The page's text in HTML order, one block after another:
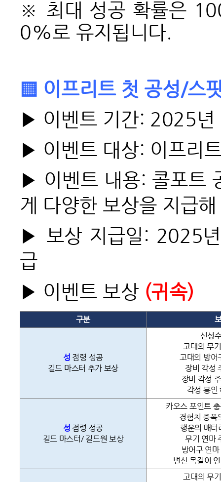
※ 최대 성공 확률은
0%로 유지됩니다.
▒ 이프리트 첫 공성/스
▶ 이벤트 기간: 2025
▶ 이벤트 대상: 이프리
▶ 이벤트 내용: 콜포트
게 다양한 보상을 지급
▶ 보상 지급일: 2025
급
▶ 이벤트 보상 (귀속)
구분
성 점령 성공
길드 마스터 추가 보상
신성
고대의 무
고대의 방어
장비 각성
장비 각성
각성 봉인
성 점령 성공
길드 마스터/ 길드원 보상
카오스 포인트
경험치 증폭
행운의 매
무기 연마
방어구 연
변신 목걸이
고대의 무